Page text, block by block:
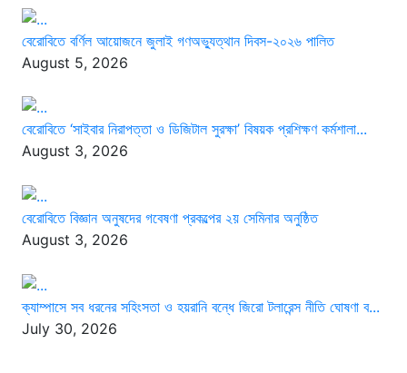
বেরোবিতে বর্ণিল আয়োজনে জুলাই গণঅভ্যুত্থান দিবস-২০২৬ পালিত
August 5, 2026
বেরোবিতে ‘সাইবার নিরাপত্তা ও ডিজিটাল সুরক্ষা’ বিষয়ক প্রশিক্ষণ কর্মশালা...
August 3, 2026
বেরোবিতে বিজ্ঞান অনুষদের গবেষণা প্রকল্পের ২য় সেমিনার অনুষ্ঠিত
August 3, 2026
ক্যাম্পাসে সব ধরনের সহিংসতা ও হয়রানি বন্ধে জিরো টলারেন্স নীতি ঘোষণা ব...
July 30, 2026